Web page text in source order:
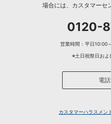
場合には、カスタマーセ
0120-
営業時間：平日10:00
※土日祝祭日およ
電
カスタマーハラスメン